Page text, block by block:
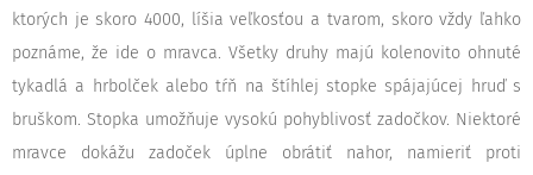
ktorých je skoro 4000, líšia veľkosťou a tvarom, skoro vždy ľahko
poznáme, že ide o mravca. Všetky druhy majú kolenovito ohnuté
tykadlá a hrbolček alebo tŕň na štíhlej stopke spájajúcej hruď s
bruškom. Stopka umožňuje vysokú pohyblivosť zadočkov. Niektoré
mravce dokážu zadoček úplne obrátiť nahor, namieriť proti